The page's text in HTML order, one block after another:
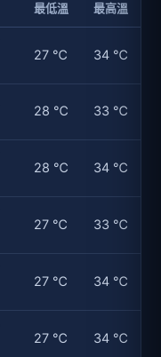
最低溫 最高溫
27 ℃ 34 ℃
28 ℃ 33 ℃
28 ℃ 34 ℃
27 ℃ 33 ℃
27 ℃ 34 ℃
27 ℃ 34 ℃